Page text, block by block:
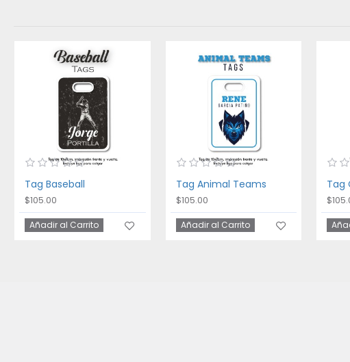
Tag Baseball
$105.00
Añadir al Carrito
Tag Animal Teams
$105.00
Añadir al Carrito
Tag